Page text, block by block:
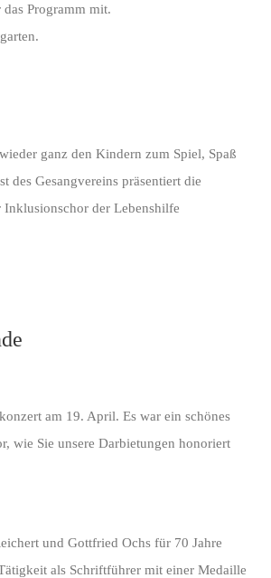
Programm mit.
ganz den Kindern zum Spiel, Spaß
des Gesangvereins präsentiert die
Inklusionschor der Lebenshilfe
am 19. April. Es war ein schönes
wie Sie unsere Darbietungen honoriert
und Gottfried Ochs für 70 Jahre
als Schriftführer mit einer Medaille